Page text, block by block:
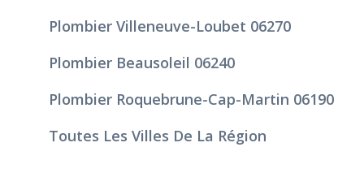
Plombier Villeneuve-Loubet 06270
Plombier Beausoleil 06240
Plombier Roquebrune-Cap-Martin 06190
Toutes Les Villes De La Région